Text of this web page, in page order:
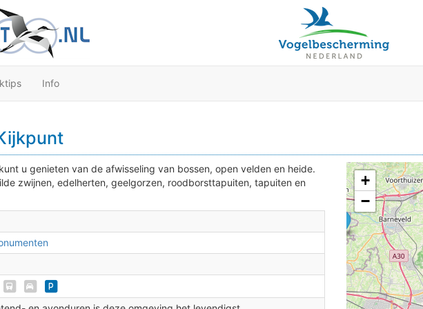
Info
u genieten van de afwisseling van bossen, open velden en heide.
zwijnen, edelherten, geelgorzen, roodborsttapuiten, tapuiten en
2
3 3
+
−